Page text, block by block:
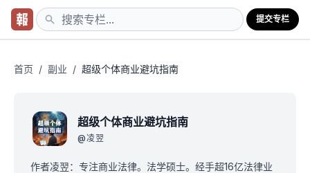
提交专栏
首页 / 副业 / 超级个体商业避坑指南
超级个体商业避坑指南
@凌翌
作者凌翌：专注商业法律。法学硕士。经手超16亿法律业